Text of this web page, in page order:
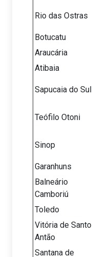
Rio das Ostras
Botucatu
Araucária
Atibaia
Sapucaia do Sul
Teófilo Otoni
Sinop
Garanhuns
Balneário
Camboriú
Toledo
Vitória de Santo
Antão
Santana de